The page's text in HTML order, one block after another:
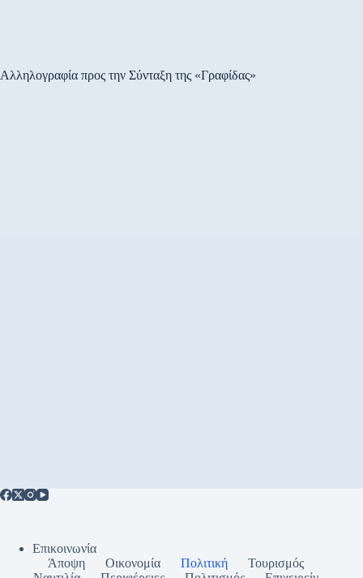
Αλληλογραφία προς την Σύνταξη της «Γραφίδας»
Επικοινωνία
Άποψη
Οικονομία Πολιτική
Τουρισμός